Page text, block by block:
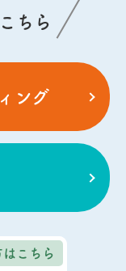
ちら
ング
はこちら